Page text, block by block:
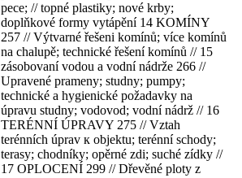
pece; // topné plastiky; nové krby;
doplňkové formy vytápění 14 KOMÍNY
257 // Výtvarné řešeni komínů; více komínů
na chalupě; technické řešení komínů // 15
zásobovaní vodou a vodní nádrže 266 //
Upravené prameny; studny; pumpy;
technické a hygienické požadavky na
úpravu studny; vodovod; vodní nádrž // 16
TERÉNNÍ ÚPRAVY 275 // Vztah
terénních úprav к objektu; terénní schody;
terasy; chodníky; opěrné zdi; suché zídky //
17 OPLOCENÍ 299 // Dřevěné ploty z